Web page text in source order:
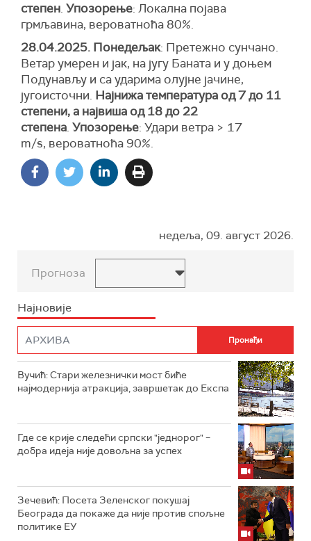
степен. Упозорење: Локална појава
грмљавина, вероватноћа 80%.
28.04.2025. Понедељак: Претежно сунчано.
Ветар умерен и јак, на југу Баната и у доњем
Подунављу и са ударима олујне јачине,
југоисточни. Најнижа температура од 7 до 11
степени, а највиша од 18 до 22
степена. Упозорење: Удари ветра > 17
m/s, вероватноћа 90%.
недеља, 09. август 2026.
Прогноза
Најновије
Вучић: Стари железнички мост биће
најмодернија атракција, завршетак до Експа
Где се крије следећи српски "једнорог" –
добра идеја није довољна за успех
Зечевић: Посета Зеленског покушај
Београда да покаже да није против спољне
политике ЕУ